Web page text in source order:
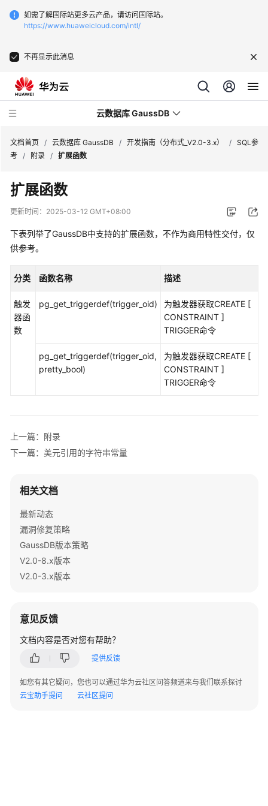
如需了解国际站更多云产品，请访问国际站。
https://www.huaweicloud.com/intl/
不再显示此消息
云数据库 GaussDB
新
动
服
公
产
品
快
门
用
户
指
南
南
发
指
南
文档首页 / 云数据库 GaussDB / 开发指南（分布式_V2.0-3.x） / SQL参
考 / 附录 / 扩展函数
扩展函数
更新时间： 2025-03-12 GMT+08:00
下表列举了GaussDB中支持的扩展函数，不作为商用特性交付，仅
供参考。
分类 函数名称 描述
触发
器函
数
pg_get_triggerdef(trigger_oid)
为触发器获取CREATE [
CONSTRAINT ]
TRIGGER命令
pg_get_triggerdef(trigger_oid,
pretty_bool)
为触发器获取CREATE [
CONSTRAINT ]
TRIGGER命令
上一篇：附录
下一篇：美元引用的字符串常量
相关文档
最新动态
漏洞修复策略
GaussDB版本策略
V2.0-8.x版本
V2.0-3.x版本
意见反馈
文档内容是否对您有帮助？
提供反馈
如您有其它疑问，您也可以通过华为云社区问答频道来与我们联系探讨
云宝助手提问
云社区提问